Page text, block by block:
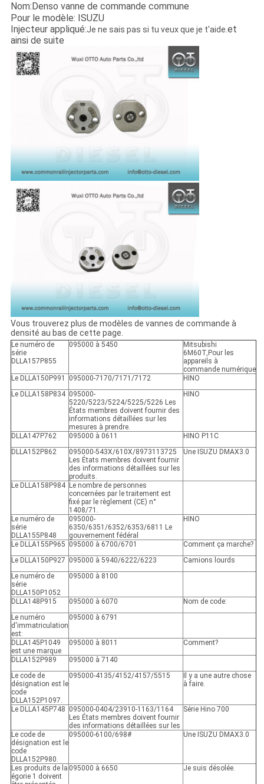
Nom:Denso vanne de commande commune
Pour le modèle: ISUZU
Injecteur appliqué:Je ne sais pas si tu veux que je t'aide.et
ainsi de suite
Vous trouverez plus de modèles de vannes de commande à
densité au bas de cette page.
Le numéro de
série
DLLA157P855
095000 à 5450
Mitsubishi
6M60T, Pour les
appareils à
commande numérique
Le DLLA150P991
095000-7170/7171/7172
HINO
Le DLLA158P834 095000-
5220/5223/5224/5225/5226 Les
États membres doivent fournir des
informations détaillées sur les
mesures à prendre.
HINO
DLLA147P762 095000 à 0611
HINO P11C
DLLA152P862
095000-543X/610X/8973113725
Les États membres doivent fournir
des informations détaillées sur les
produits.
Une ISUZU DMAX3.0
Le DLLA158P984 Le nombre de personnes
concernées par le traitement est
fixé par le règlement (CE) n°
1408/71.
Le numéro de
série
DLLA155P848
095000-
6350/6351/6352/6353/6811 Le
gouvernement fédéral
HINO
Le DLLA155P965 095000 à 6700/6701
Comment ça marche?
Le DLLA150P927 095000 à 5940/6222/6223
Camions lourds
Le numéro de
série
DLLA150P1052
095000 à 8100
DLLA148P915 095000 à 6070
Nom de code:
Le numéro
d'immatriculation
est:
095000 à 6791
DLLA145P1049
est une marque
095000 à 8011 Comment?
DLLA152P989
095000 à 7140
Le code de
désignation est le
code
DLLA152P1097.
095000-4135/4152/4157/5515
Il y a une autre chose
à faire.
Le DLLA145P748 095000-0404/23910-1163/1164
Les États membres doivent fournir
des informations détaillées sur les
Série Hino 700
Le code de
désignation est le
code
DLLA152P980.
095000-6100/698# Une ISUZU DMAX3.0
Les produits de la
égorie 1 doivent
095000 à 6650 Je suis désolée.